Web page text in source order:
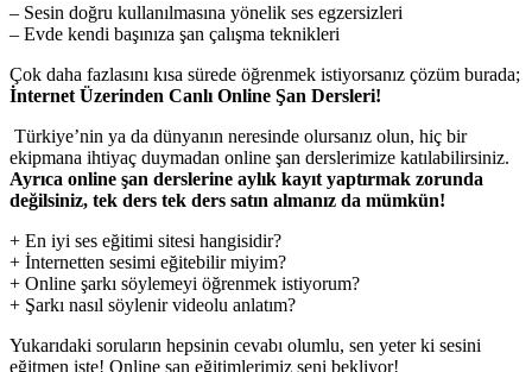
– Sesin doğru kullanılmasına yönelik ses egzersizleri
– Evde kendi başınıza şan çalışma teknikleri
Çok daha fazlasını kısa sürede öğrenmek istiyorsanız çözüm burada;
İnternet Üzerinden Canlı Online Şan Dersleri!
Türkiye’nin ya da dünyanın neresinde olursanız olun, hiç bir
ekipmana ihtiyaç duymadan online şan derslerimize katılabilirsiniz.
Ayrıca online şan derslerine aylık kayıt yaptırmak zorunda
değilsiniz, tek ders tek ders satın almanız da mümkün!
+ En iyi ses eğitimi sitesi hangisidir?
+ İnternetten sesimi eğitebilir miyim?
+ Online şarkı söylemeyi öğrenmek istiyorum?
+ Şarkı nasıl söylenir videolu anlatım?
Yukarıdaki soruların hepsinin cevabı olumlu, sen yeter ki sesini
eğitmen iste! Online şan eğitimlerimiz seni bekliyor!